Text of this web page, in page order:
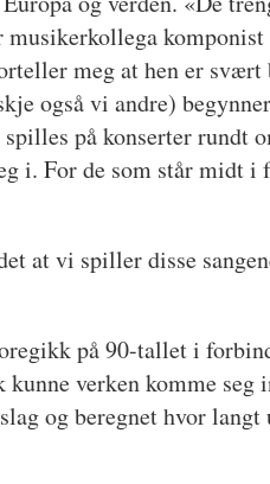
meg at hen er
også vi andre)
spilles på konserter
i. For de som står midt
at vi spiller disse
på 90-tallet i
verken komme
og beregnet hvor